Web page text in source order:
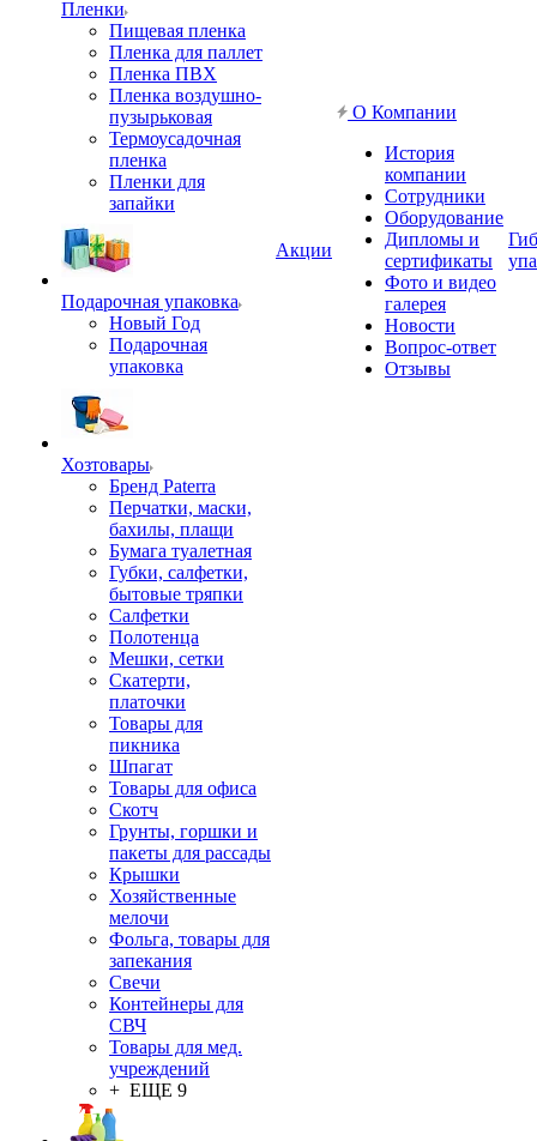
Пленки
Пищевая пленка
Пленка для паллет
Пленка ПВХ
Пленка воздушно-
пузырьковая
Термоусадочная
пленка
Пленки для
запайки
Подарочная упаковка
Новый Год
Подарочная
упаковка
Хозтовары
Бренд Paterra
Перчатки, маски,
бахилы, плащи
Бумага туалетная
Губки, салфетки,
бытовые тряпки
Салфетки
Полотенца
Мешки, сетки
Скатерти,
платочки
Товары для
пикника
Шпагат
Товары для офиса
Скотч
Грунты, горшки и
пакеты для рассады
Крышки
Хозяйственные
мелочи
Фольга, товары для
запекания
Свечи
Контейнеры для
СВЧ
Товары для мед.
учреждений
+ ЕЩЕ 9
Акции
О Компании
История
компании
Сотрудники
Оборудование
Дипломы и
сертификаты
Фото и видео
галерея
Новости
Вопрос-ответ
Отзывы